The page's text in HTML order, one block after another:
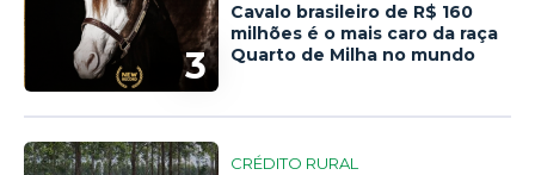
3
Cavalo brasileiro de R$ 160
milhões é o mais caro da raça
Quarto de Milha no mundo
CRÉDITO RURAL